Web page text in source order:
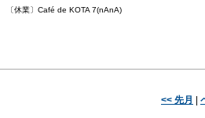
〔休業〕Café de KOTA 7(nAnA)
<< 先月